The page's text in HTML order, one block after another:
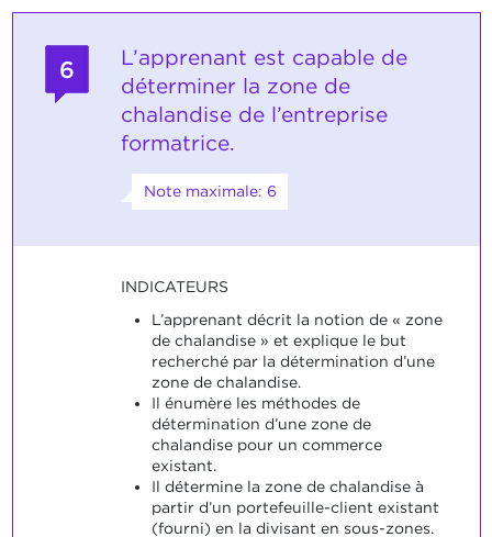
6
L’apprenant est capable de
déterminer la zone de
chalandise de l’entreprise
formatrice.
Note maximale: 6
INDICATEURS
L’apprenant décrit la notion de « zone
de chalandise » et explique le but
recherché par la détermination d’une
zone de chalandise.
Il énumère les méthodes de
détermination d’une zone de
chalandise pour un commerce
existant.
Il détermine la zone de chalandise à
partir d’un portefeuille-client existant
(fourni) en la divisant en sous-zones.